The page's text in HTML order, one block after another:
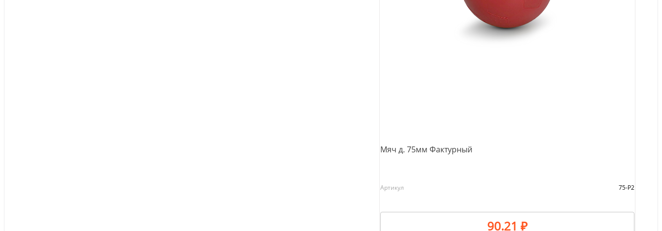
Мяч д. 75мм Фактурный
Артикул 75-Р2
90.21 ₽